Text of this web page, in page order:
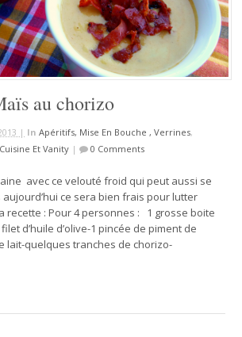
au chorizo
| In Apéritifs, Mise En Bouche , Verrines,
Cuisine Et Vanity | 0 Comments
avec ce velouté froid qui peut aussi se
ce sera bien frais pour lutter
recette : Pour 4 personnes : 1 grosse boite
d’huile d’olive-1 pincée de piment de
lait-quelques tranches de chorizo-